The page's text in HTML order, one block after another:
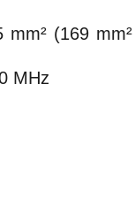
mm² (169
MHz